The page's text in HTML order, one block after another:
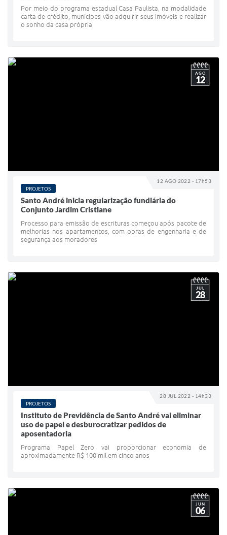
Por meio do programa estadual Casa Paulista, na modalidade
carta de crédito, munícipes vão adquirir seus imóveis e realizar
o sonho da casa própria
12 AGO 2022 - 17h53
AGO
12
PROJETOS
Santo André inicia regularização fundiária do
Conjunto Jardim Cristiane
Processo para emissão de escrituras começou após pacote de
melhorias nos apartamentos, com obras de engenharia e de
segurança aos moradores
28 JUL 2022 - 14h33
JUL
28
PROJETOS
Instituto de Previdência de Santo André vai eliminar
uso de papel e desburocratizar pedidos de
aposentadoria
Programa Papel Zero vai proporcionar economia de
aproximadamente R$ 100 mil em cinco anos
JUN
06